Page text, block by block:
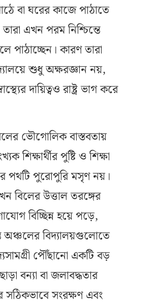
বা ঘরের কাজে পাঠাতে
এখন পরম নিশ্চিন্তে
পাঠাচ্ছেন। কারণ তারা
শুধু অক্ষরজ্ঞান নয়,
দায়িত্বও রাষ্ট্র ভাগ করে
ভৌগোলিক বাস্তবতায়
শিক্ষার্থীর পুষ্টি ও শিক্ষা
পথটি পুরোপুরি মসৃণ নয়।
বিলের উত্তাল তরঙ্গের
বিচ্ছিন্ন হয়ে পড়ে,
অঞ্চলের বিদ্যালয়গুলোতে
পৌঁছানো একটি বড়
বন্যা বা জলাবদ্ধতার
সঠিকভাবে সংরক্ষণ এবং